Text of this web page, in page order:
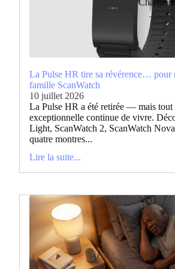
La Pulse HR tire sa révérence… pour
famille ScanWatch
10 juillet 2026
La Pulse HR a été retirée — mais tout
exceptionnelle continue de vivre.
Light, ScanWatch 2, ScanWatch
quatre montres...
Lire la suite...